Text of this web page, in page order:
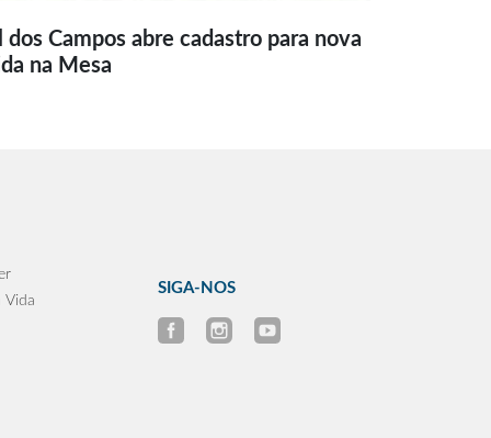
Campos abre cadastro para nova
na Mesa
Vida
SIGA-NOS